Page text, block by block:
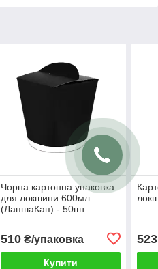
Чорна картонна упаковка
для локшини 600мл
(ЛапшаКап) - 50шт
510₴/упаковка
Купити
523